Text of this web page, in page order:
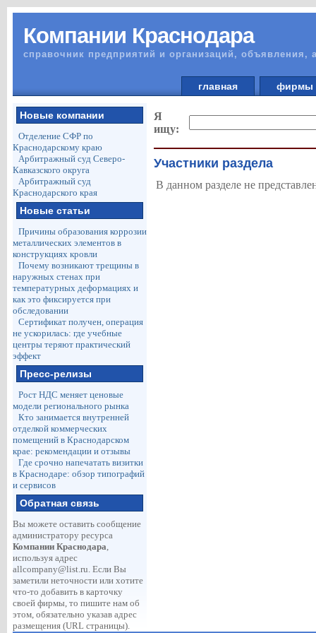
Компании Краснодара
справочник предприятий и организаций, объявления,
главная
Новые компании
Отделение СФР по
Краснодарскому краю
Арбитражный суд Северо-
Кавказского округа
Арбитражный суд
Краснодарского края
Новые статьи
Причины образования коррозии
металлических элементов в
конструкциях кровли
Почему возникают трещины в
наружных стенах при
температурных деформациях и
как это фиксируется при
обследовании
Сертификат получен, операция
не ускорилась: где учебные
центры теряют практический
эффект
Пресс-релизы
Рост НДС меняет ценовые
модели регионального рынка
Кто занимается внутренней
отделкой коммерческих
помещений в Краснодарском
крае: рекомендации и отзывы
Где срочно напечатать визитки
в Краснодаре: обзор типографий
и сервисов
Обратная связь
Вы можете оставить сообщение
администратору ресурса
Компании Краснодара,
используя адрес
allcompany@list.ru. Если Вы
заметили неточности или хотите
что-то добавить в карточку
своей фирмы, то пишите нам об
этом, обязательно указав адрес
размещения (URL страницы).
Я
ищу:
Участники раздела
В данном разделе не